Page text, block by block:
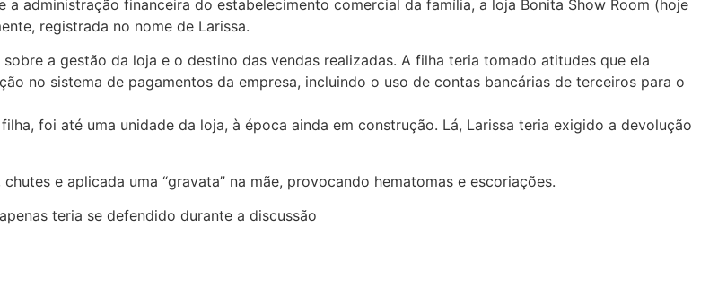
administração financeira do estabelecimento comercial da família, a loja Bonita Show Room (hoje
registrada no nome de Larissa.
a gestão da loja e o destino das vendas realizadas. A filha teria tomado atitudes que ela
no sistema de pagamentos da empresa, incluindo o uso de contas bancárias de terceiros para o
foi até uma unidade da loja, à época ainda em construção. Lá, Larissa teria exigido a devolução
e aplicada uma “gravata” na mãe, provocando hematomas e escoriações.
teria se defendido durante a discussão